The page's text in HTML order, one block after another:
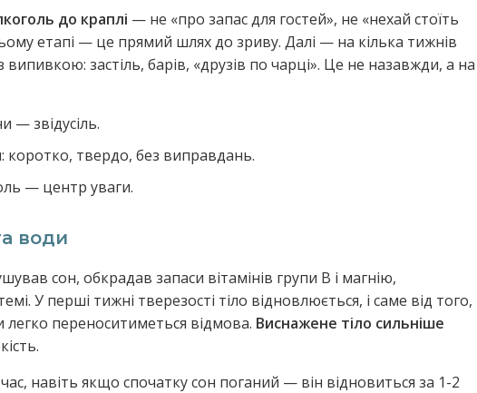
до краплі — не «про запас для гостей», не «нехай стоїть
етапі — це прямий шлях до зриву. Далі — на кілька тижнів
застіль, барів, «друзів по чарці». Це не назавжди, а на
— звідусіль.
коротко, твердо, без виправдань.
— центр уваги.
води
сон, обкрадав запаси вітамінів групи B і магнію,
У перші тижні тверезості тіло відновлюється, і саме від того,
переноситиметься відмова. Виснажене тіло сильніше
навіть якщо спочатку сон поганий — він відновиться за 1-2